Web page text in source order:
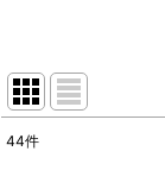
44件